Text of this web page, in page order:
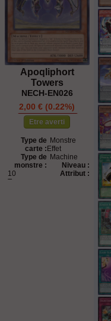
Apoqliphort
Towers
NECH-EN026
2,00 € (0.22%)
STOCK ÉPUISÉ
Etre averti
Type de
carte :
Monstre
Effet
Type de
monstre :
Machine
Niveau :
10
Attribut :
Terre